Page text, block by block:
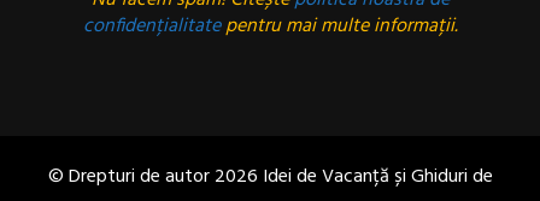
confidențialitatepentru mai multe informații.
© Drepturi de autor 2026 Idei de Vacanță și Ghiduri de